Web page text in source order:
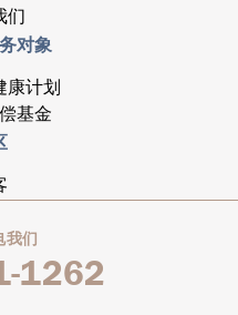
对象
康计划
基金
我们
1262